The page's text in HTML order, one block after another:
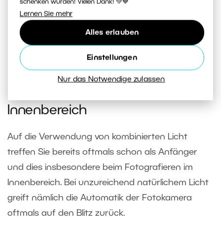
schenken würden! Vielen Dank! 💚💙
Lernen Sie mehr
Alles erlauben
Einstellungen
Nur das Notwendige zulassen
1/125 s, F2.8, ISO 100, 200 mm
Die gleichen Bedingungen wie im vorigen Beispiel. Ich habe
jetzt zusätzlich den Studioblitz mit einem CTO Filter
verwendet. Das Model wird jetzt perfekt beleuchtet. Die
Augen sind aufgrund der Softbox lebendiger.
Innenbereich
Auf die Verwendung von kombinierten Licht
treffen Sie bereits oftmals schon als Anfänger
und dies insbesondere beim Fotografieren im
Innenbereich. Bei unzureichend natürlichem Licht
greift nämlich die Automatik der Fotokamera
oftmals auf den Blitz zurück.